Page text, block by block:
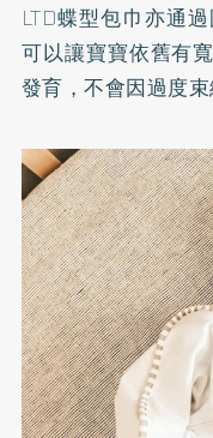
LTD蝶型包巾亦通
可以讓寶寶依舊有
發育，不會因過度束